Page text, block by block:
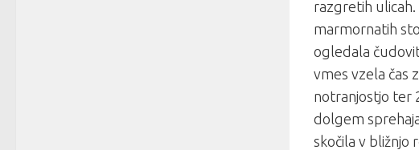
razgretih
marmornatih
ogledala
vmes vzela čas
notranjostjo ter
dolgem
skočila v bližnjo